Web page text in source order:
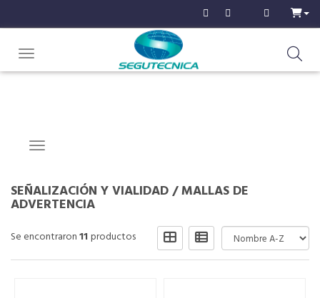
Toggle navigation
Navigation ein-/ausblenden
SEÑALIZACIÓN Y VIALIDAD/MALLAS DE
ADVERTENCIA
Se encontraron11 productos